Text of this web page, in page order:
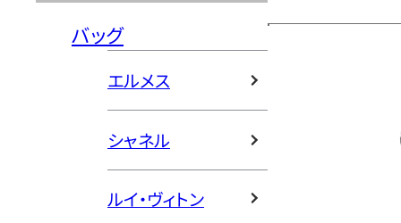
バッグ
エルメス
シャネル
ルイ・ヴィトン